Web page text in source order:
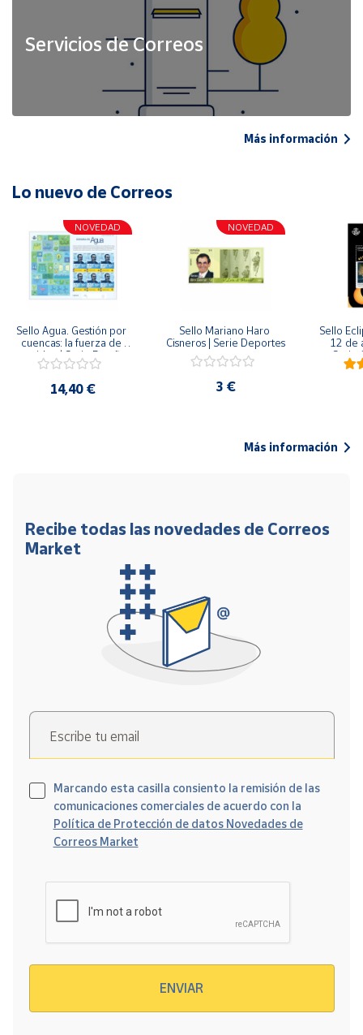
Servicios de Correos
Más información
Lo nuevo de Correos
NOVEDAD
Sello Agua. Gestión por
cuencas: la fuerza de
una idea.| Serie España
ES| Pliego Premium
14,40 €
NOVEDAD
Sello Mariano Haro
Cisneros | Serie Deportes
3 €
Sello
12 de
Serie
Más información
Recibe todas las novedades de Correos
Market
Escribe tu email
Marcando esta casilla consiento la remisión de las
comunicaciones comerciales de acuerdo con la
Política de Protección de datos Novedades de
Correos Market
ENVIAR